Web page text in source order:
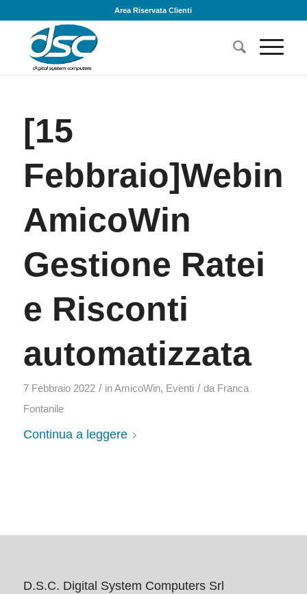
Area Riservata Clienti
[15
AmicoWin
Gestione Ratei
e Risconti
automatizzata
7 Febbraio 2022 / inAmicoWin, Eventi / da Franca
Fontanile
Continua a leggere
D.S.C. Digital System Computers Srl